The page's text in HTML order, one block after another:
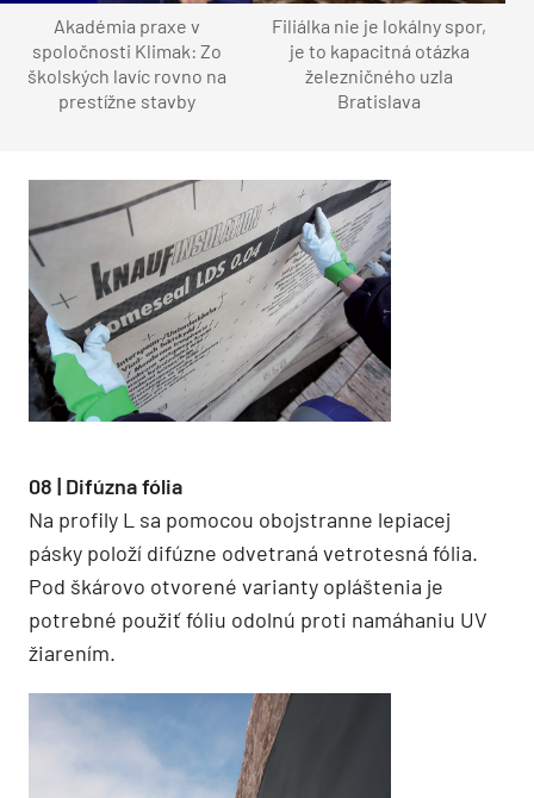
Akadémia praxe v
spoločnosti Klimak: Zo
školských lavíc rovno na
prestížne stavby
Filiálka nie je lokálny spor,
je to kapacitná otázka
železničného uzla
Bratislava
08 | Difúzna fólia
Na profily L sa pomocou obojstranne lepiacej
pásky položí difúzne odvetraná vetrotesná fólia.
Pod škárovo otvorené varianty opláštenia je
potrebné použiť fóliu odolnú proti namáhaniu UV
žiarením.